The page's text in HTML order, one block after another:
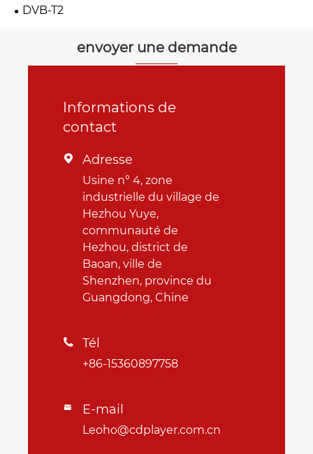
DVB-T2
envoyer une demande
Informations de
contact
 Adresse
Usine n° 4, zone
industrielle du village de
Hezhou Yuye,
communauté de
Hezhou, district de
Baoan, ville de
Shenzhen, province du
Guangdong, Chine
 Tél
+86-15360897758
 E-mail
Leoho@cdplayer.com.cn